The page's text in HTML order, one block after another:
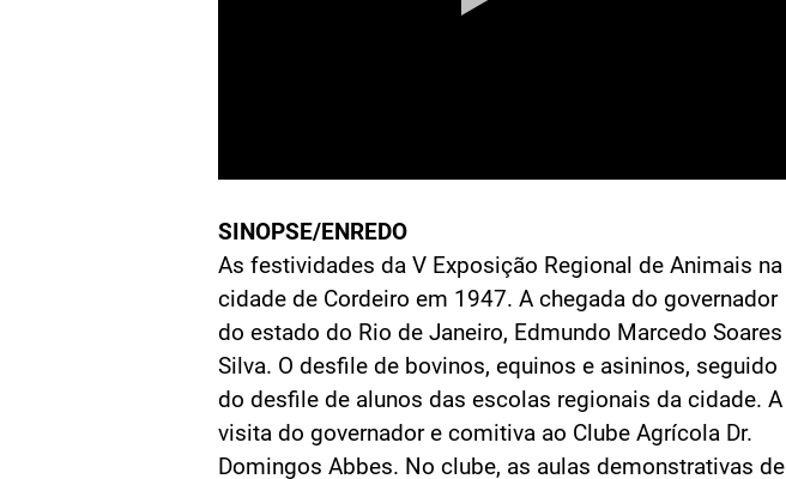
SINOPSE/ENREDO
As festividades da V Exposição Regional de Animais na
cidade de Cordeiro em 1947. A chegada do governador
do estado do Rio de Janeiro, Edmundo Marcedo Soares
Silva. O desfile de bovinos, equinos e asininos, seguido
do desfile de alunos das escolas regionais da cidade. A
visita do governador e comitiva ao Clube Agrícola Dr.
Domingos Abbes. No clube, as aulas demonstrativas de